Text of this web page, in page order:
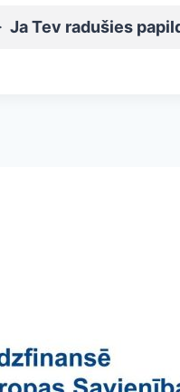
Ja Tev radušies